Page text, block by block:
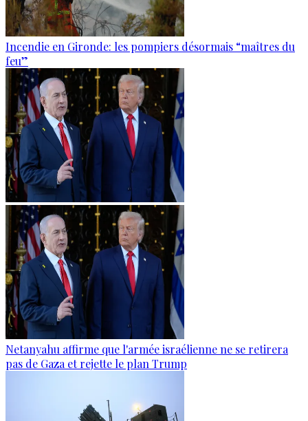
Incendie en Gironde: les pompiers désormais “maîtres du
feu”
Netanyahu affirme que l'armée israélienne ne se retirera
pas de Gaza et rejette le plan Trump